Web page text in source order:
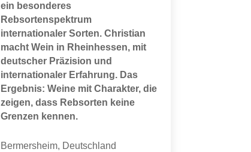
ein besonderes
Rebsortenspektrum
internationaler Sorten. Christian
macht Wein in Rheinhessen, mit
deutscher Präzision und
internationaler Erfahrung. Das
Ergebnis: Weine mit Charakter, die
zeigen, dass Rebsorten keine
Grenzen kennen.
Bermersheim, Deutschland